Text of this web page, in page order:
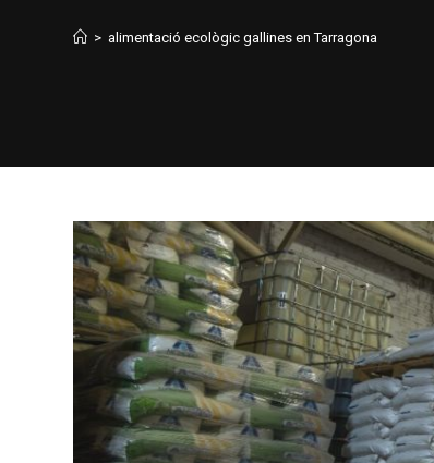
> alimentació ecològic gallines en Tarragona